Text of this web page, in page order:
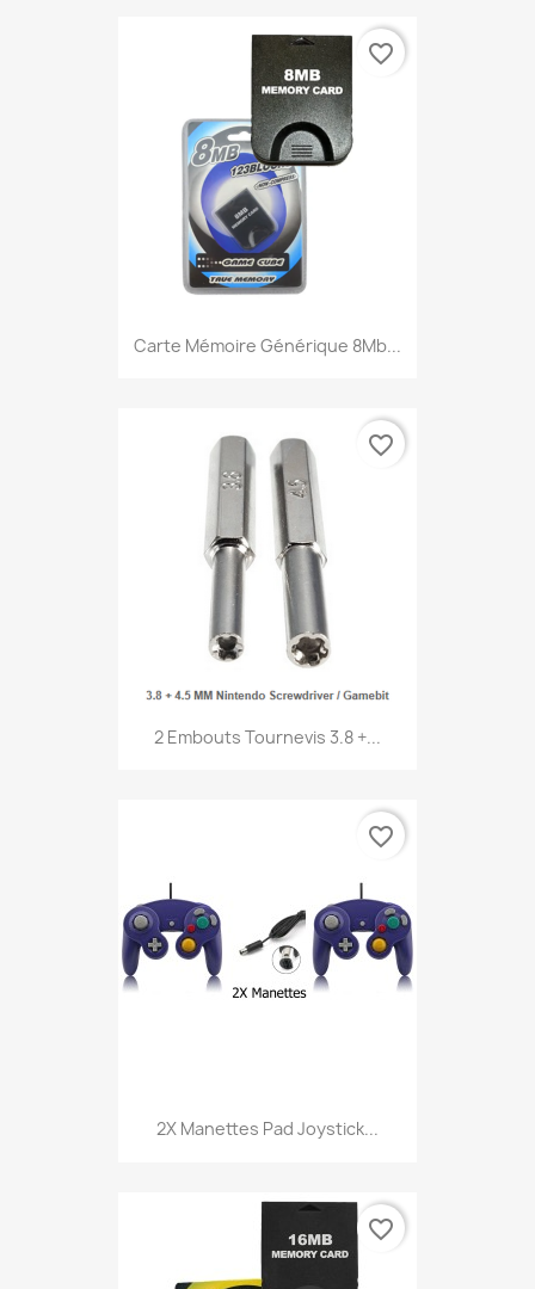
Carte Mémoire Générique 8Mb...
favorite_border
2 Embouts Tournevis 3.8 +...
favorite_border
2X Manettes Pad Joystick...
favorite_border
favorite_border